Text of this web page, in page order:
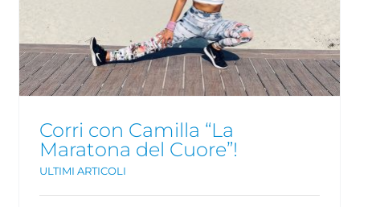
Corri con Camilla “La
Maratona del Cuore”!
ULTIMI ARTICOLI